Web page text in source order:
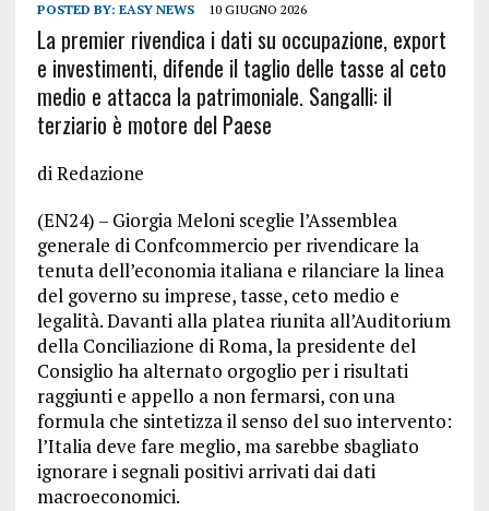
POSTED BY: EASY NEWS 10 GIUGNO 2026
La premier rivendica i dati su occupazione, export
e investimenti, difende il taglio delle tasse al ceto
medio e attacca la patrimoniale. Sangalli: il
terziario è motore del Paese
di Redazione
(EN24) – Giorgia Meloni sceglie l’Assemblea
generale di Confcommercio per rivendicare la
tenuta dell’economia italiana e rilanciare la linea
del governo su imprese, tasse, ceto medio e
legalità. Davanti alla platea riunita all’Auditorium
della Conciliazione di Roma, la presidente del
Consiglio ha alternato orgoglio per i risultati
raggiunti e appello a non fermarsi, con una
formula che sintetizza il senso del suo intervento:
l’Italia deve fare meglio, ma sarebbe sbagliato
ignorare i segnali positivi arrivati dai dati
macroeconomici.